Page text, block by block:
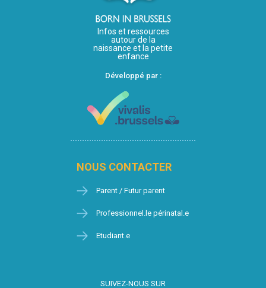
Infos et ressources
autour de la
naissance et la petite
enfance
Développé par :
NOUS CONTACTER
Parent / Futur parent
Professionnel.le périnatal.e
Etudiant.e
SUIVEZ-NOUS SUR